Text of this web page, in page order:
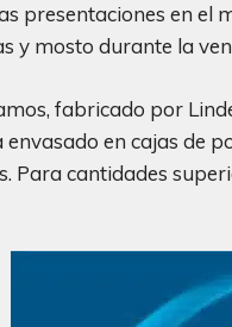
presentaciones en el
y mosto durante la
fabricado por
en cajas de
Para cantidades